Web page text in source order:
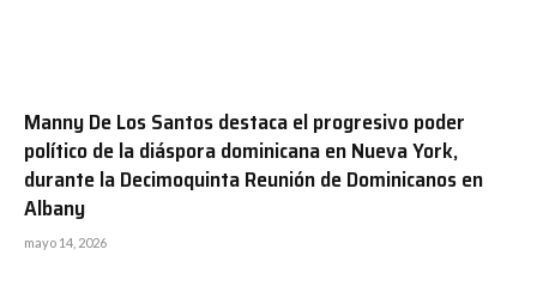
Manny De Los Santos destaca el progresivo poder
político de la diáspora dominicana en Nueva York,
durante la Decimoquinta Reunión de Dominicanos en
Albany
mayo 14, 2026